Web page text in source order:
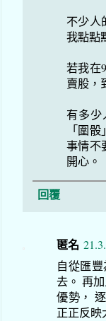
不少人
我點點
若我在
賣股，
有多少
「圍
事情不
開心。
回覆
匿名
自從匯
去。 再
優勢，
正正反映